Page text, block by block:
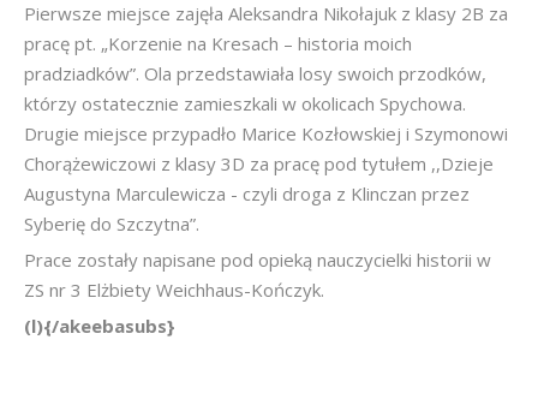
Pierwsze miejsce zajęła Aleksandra Nikołajuk z klasy 2B za
pracę pt. „Korzenie na Kresach – historia moich
pradziadków”. Ola przedstawiała losy swoich przodków,
którzy ostatecznie zamieszkali w okolicach Spychowa.
Drugie miejsce przypadło Marice Kozłowskiej i Szymonowi
Chorążewiczowi z klasy 3D za pracę pod tytułem ,,Dzieje
Augustyna Marculewicza - czyli droga z Klinczan przez
Syberię do Szczytna”.
Prace zostały napisane pod opieką nauczycielki historii w
ZS nr 3 Elżbiety Weichhaus-Kończyk.
(l){/akeebasubs}